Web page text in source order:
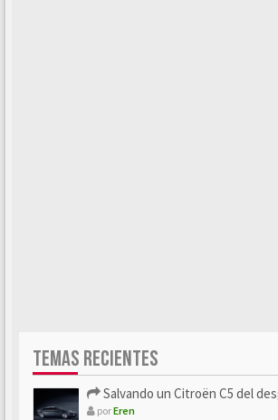
TEMAS RECIENTES
Salvando un Citroën C5 del desguace:
porEren